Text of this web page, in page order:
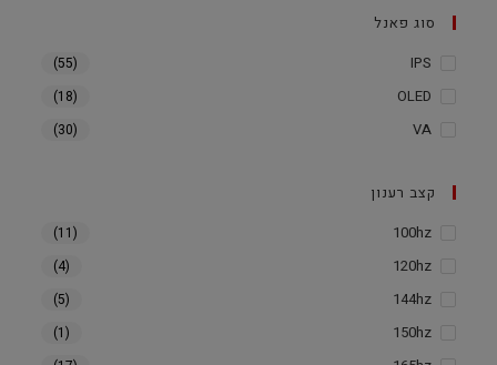
סוג פאנל
IPS
(55)
OLED
(18)
VA
(30)
קצב רענון
100hz
(11)
120hz
(4)
144hz
(5)
150hz
(1)